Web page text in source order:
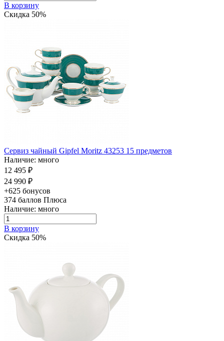
В корзину
Скидка 50%
Сервиз чайный Gipfel Moritz 43253 15 предметов
Наличие: много
12 495 ₽
24 990 ₽
+625 бонусов
374 баллов Плюса
Наличие: много
В корзину
Скидка 50%